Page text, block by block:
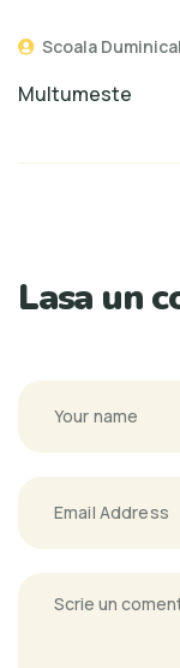
Scoala
Multumeste
Lasa un